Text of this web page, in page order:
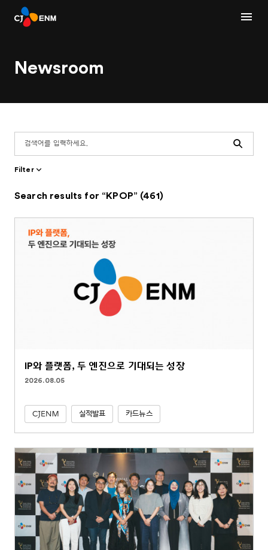
Newsroom
Search
Filter
Search results for “KPOP” (461)
IP와 플랫폼, 두 엔진으로 기대되는 성장
2026.08.05
CJENM 실적발표 카드뉴스